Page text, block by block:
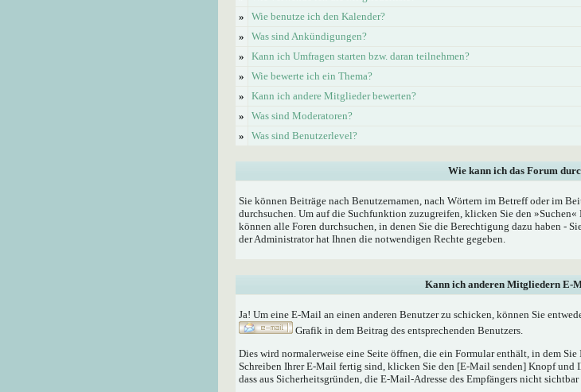
»
Wie benutze ich den Kalender?
»
Was sind Ankündigungen?
»
Kann ich Umfragen starten bzw. daran teilnehmen?
»
Wie bewerte ich ein Thema?
»
Kann ich andere Mitglieder bewerten?
»
Was sind Moderatoren?
»
Was sind Benutzerlevel?
Wie kann ich das Forum
Sie können Beiträge nach Benutzernamen, nach Wörtern im Betreff oder im
durchsuchen. Um auf die Suchfunktion zuzugreifen, klicken Sie den
können alle Foren durchsuchen, in denen Sie die Berechtigung dazu haben -
der Administrator hat Ihnen die notwendigen Rechte gegeben.
Kann ich anderen Mitgliedern E-
Ja! Um eine E-Mail an einen anderen Benutzer zu schicken, können Sie
Grafik in dem Beitrag des entsprechenden Benutzers.
Dies wird normalerweise eine Seite öffnen, die ein Formular enthält, in dem
Schreiben Ihrer E-Mail fertig sind, klicken Sie den [E-Mail senden] Knopf und
dass aus Sicherheitsgründen, die E-Mail-Adresse des Empfängers nicht sichtbar